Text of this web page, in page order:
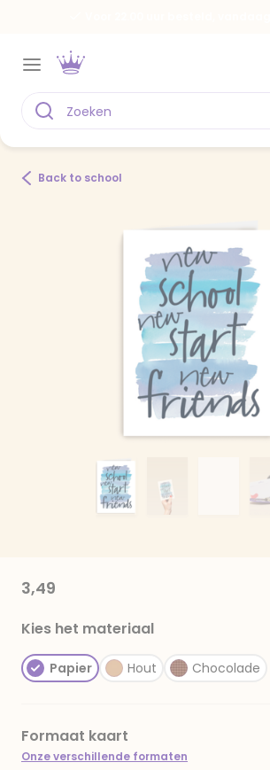
Back to school
3,49
Kies het materiaal
Papier Hout Chocolade
Formaat kaart
Onze verschillende formaten